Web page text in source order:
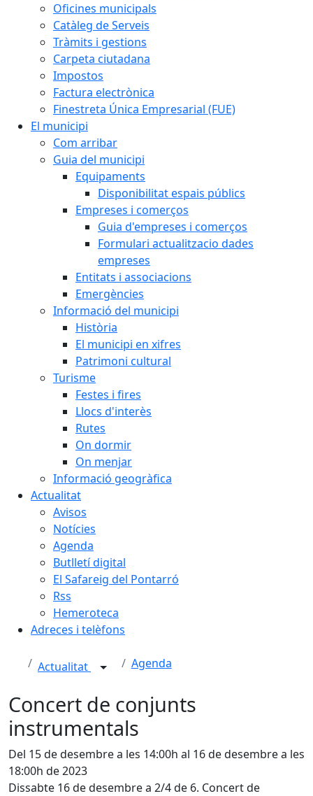
Oficines municipals
Catàleg de Serveis
Tràmits i gestions
Carpeta ciutadana
Impostos
Factura electrònica
Finestreta Única Empresarial (FUE)
El municipi
Com arribar
Guia del municipi
Equipaments
Disponibilitat espais públics
Empreses i comerços
Guia d'empreses i comerços
Formulari actualitzacio dades
empreses
Entitats i associacions
Emergències
Informació del municipi
Història
El municipi en xifres
Patrimoni cultural
Turisme
Festes i fires
Llocs d'interès
Rutes
On dormir
On menjar
Informació geogràfica
Actualitat
Avisos
Notícies
Agenda
Butlletí digital
El Safareig del Pontarró
Rss
Hemeroteca
Adreces i telèfons
Actualitat Agenda
Concert de conjunts
instrumentals
Del 15 de desembre a les 14:00h al 16 de desembre a les
18:00h de 2023
Dissabte 16 de desembre a 2/4 de 6. Concert de